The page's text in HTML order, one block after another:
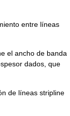
entre líneas
el ancho de banda
dados, que
de líneas stripline